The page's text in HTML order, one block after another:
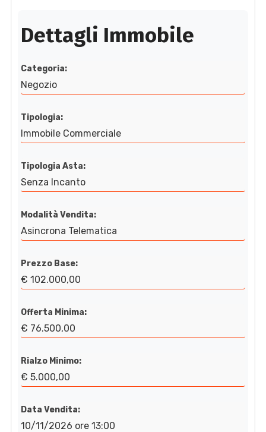
Dettagli Immobile
Categoria:
Negozio
Tipologia:
Immobile Commerciale
Tipologia Asta:
Senza Incanto
Modalità Vendita:
Asincrona Telematica
Prezzo Base:
€ 102.000,00
Offerta Minima:
€ 76.500,00
Rialzo Minimo:
€ 5.000,00
Data Vendita:
10/11/2026 ore 13:00